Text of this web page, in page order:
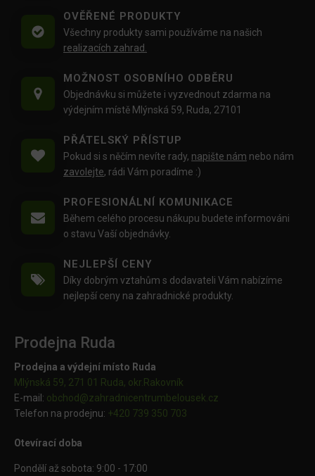
OVĚŘENÉ PRODUKTY
Všechny produkty sami používáme na našich
realizacích zahrad.
MOŽNOST OSOBNÍHO ODBĚRU
Objednávku si můžete i vyzvednout zdarma na
výdejním místě Mlýnská 59, Ruda, 27101
PŘÁTELSKÝ PŘÍSTUP
Pokud si s něčím nevíte rady, napište nám nebo nám
zavolejte, rádi Vám poradíme :)
PROFESIONÁLNÍ KOMUNIKACE
Během celého procesu nákupu budete informováni
o stavu Vaší objednávky.
NEJLEPŠÍ CENY
Díky dobrým vztahům s dodavateli Vám nabízíme
nejlepší ceny na zahradnické produkty.
Prodejna Ruda
Prodejna a výdejní místo Ruda
Mlýnská 59, 271 01 Ruda, okr.Rakovník
E-mail: obchod@zahradnicentrumbelousek.cz
Telefon na prodejnu: +420 739 350 703
Otevírací doba
Pondělí až sobota: 9:00 - 17:00